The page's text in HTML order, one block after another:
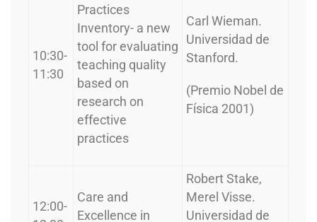
10:30-
11:30
Practices
Inventory- a new
tool for evaluating
teaching quality
based on
research on
effective
practices
Carl Wieman.
Universidad de
Stanford.
(Premio Nobel de
Física 2001)
12:00-
Care and
Excellence in
Robert Stake,
Merel Visse.
Universidad de